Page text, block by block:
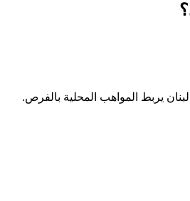
يربط المواهب المحلية بالفرص.